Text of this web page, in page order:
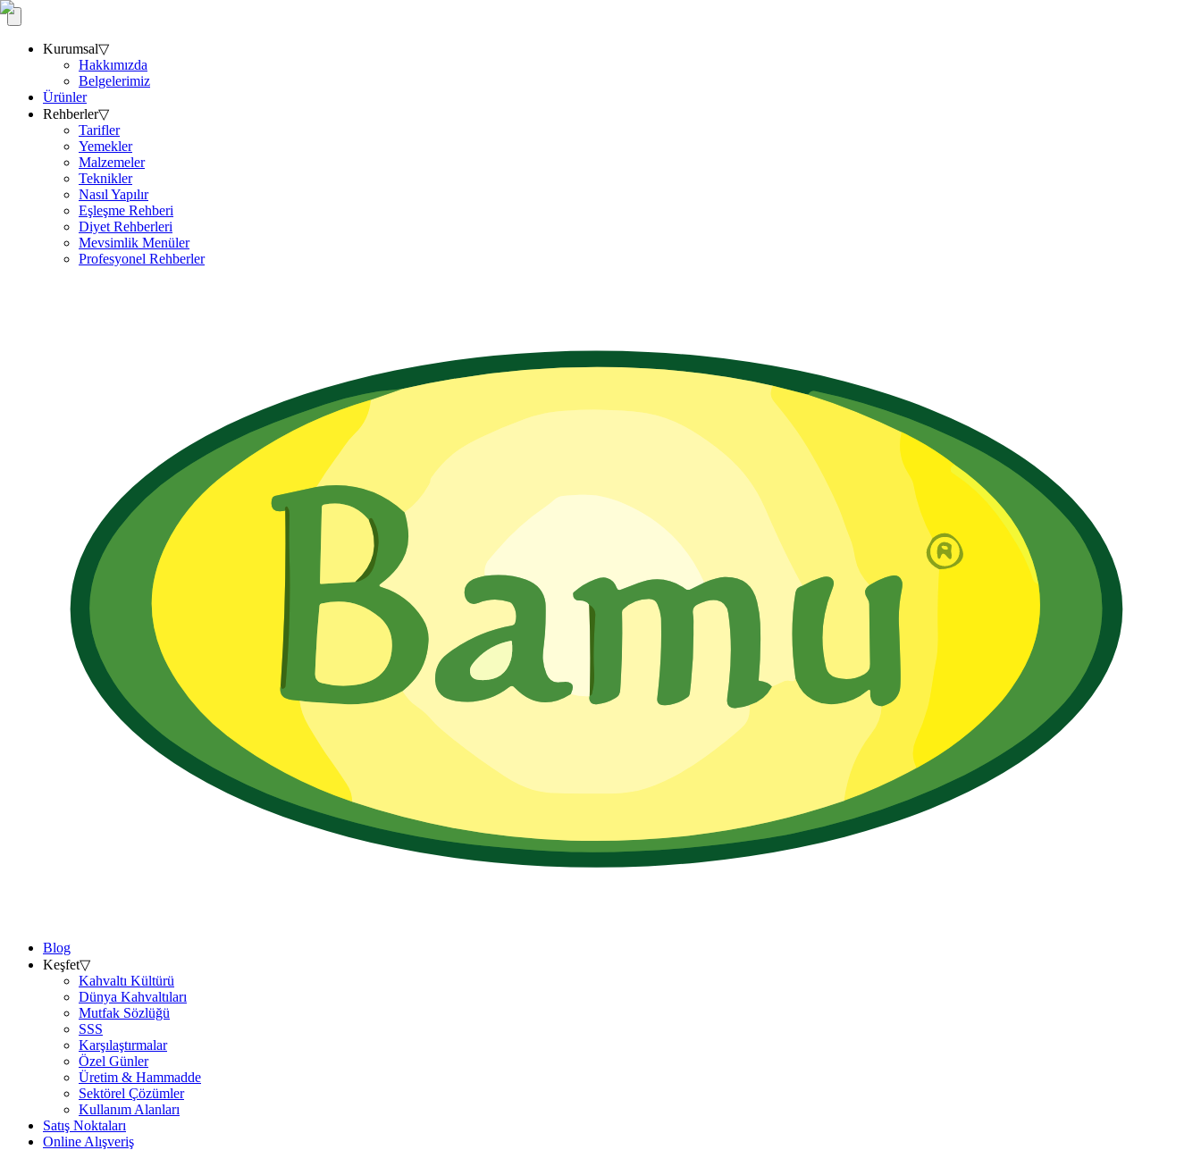
Kurumsal▽
Hakkımızda
Belgelerimiz
Ürünler
Rehberler▽
Tarifler
Yemekler
Malzemeler
Teknikler
Nasıl Yapılır
Eşleşme Rehberi
Diyet Rehberleri
Mevsimlik Menüler
Profesyonel Rehberler
Blog
Keşfet▽
Kahvaltı Kültürü
Dünya Kahvaltıları
Mutfak Sözlüğü
SSS
Karşılaştırmalar
Özel Günler
Üretim & Hammadde
Sektörel Çözümler
Kullanım Alanları
Satış Noktaları
Online Alışveriş